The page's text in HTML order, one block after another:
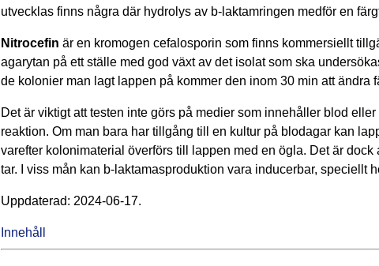
utvecklas finns några där hydrolys av b-laktamringen medför en
Nitrocefin är en kromogen cefalosporin som finns kommersiellt
agarytan på ett ställe med god växt av det isolat som ska
de kolonier man lagt lappen på kommer den inom 30 min att ändra
Det är viktigt att testen inte görs på medier som innehåller blod
reaktion. Om man bara har tillgång till en kultur på blodagar kan
varefter kolonimaterial överförs till lappen med en ögla. Det är
tar. I viss mån kan b-laktamasproduktion vara inducerbar, speciellt
Upp­da­te­rad: 2024-06-17.
Innehåll